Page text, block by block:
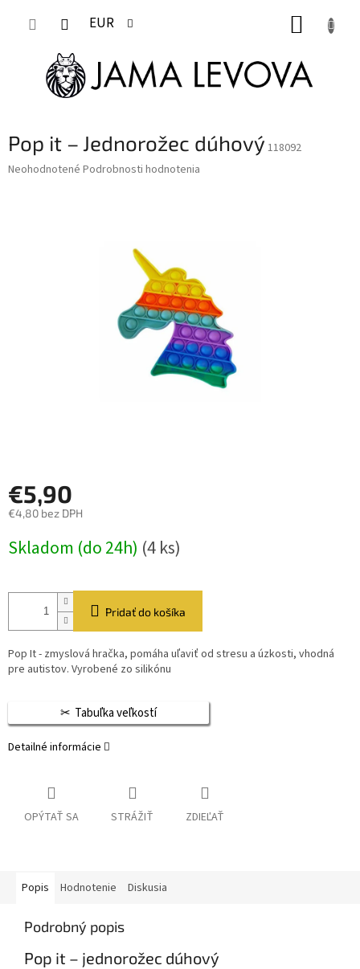
EUR
Pop it – Jednorožec dúhový 118092
Priemerné
Neohodnotené Podrobnosti hodnotenia
€5,90
€4,80 bez DPH
cena:
Skladom (do 24h) (4 ks)
Pridať do košíka
Pop It - zmyslová hračka, pomáha uľaviť od stresu a úzkosti, vhodná
pre autistov. Vyrobené zo silikónu
Tabuľka veľkostí
Detailné informácie
OPÝTAŤ SA STRÁŽIŤ ZDIEĽAŤ
Popis Hodnotenie Diskusia
Podrobný popis
Pop it – jednorožec dúhový